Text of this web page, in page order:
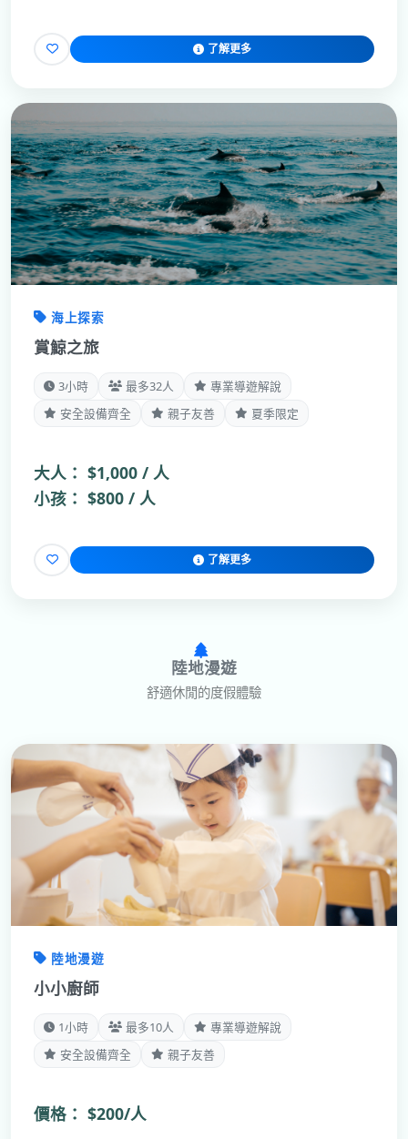
了解更多
海上探索
賞鯨之旅
3小時 最多32人
專業導遊解說
安全設備齊全
親子友善 夏季限定
大人： $1,000 / 人
小孩： $800 / 人
了解更多
陸地漫遊
舒適休閒的度假體驗
陸地漫遊
小小廚師
1小時 最多10人
專業導遊解說
安全設備齊全
親子友善
價格： $200/人